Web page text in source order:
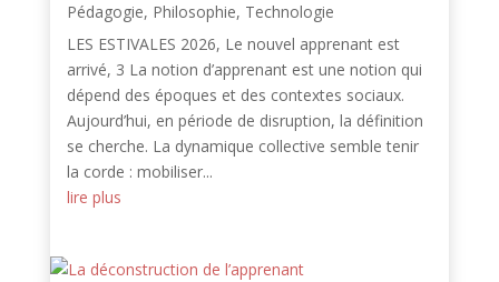
Pédagogie, Philosophie, Technologie
LES ESTIVALES 2026, Le nouvel apprenant est
arrivé, 3 La notion d’apprenant est une notion qui
dépend des époques et des contextes sociaux.
Aujourd’hui, en période de disruption, la définition
se cherche. La dynamique collective semble tenir
la corde : mobiliser...
lire plus